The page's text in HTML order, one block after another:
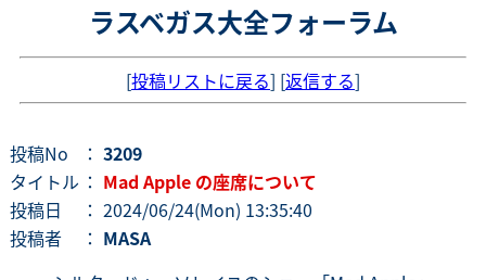
ラスベガス大全フォーラム
[投稿リストに戻る] [返信する]
投稿No ： 3209
タイトル ： Mad Apple の座席について
投稿日
： 2024/06/24(Mon) 13:35:40
投稿者
： MASA